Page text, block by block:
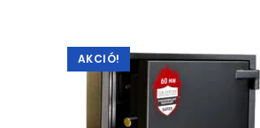
AKCIÓ!